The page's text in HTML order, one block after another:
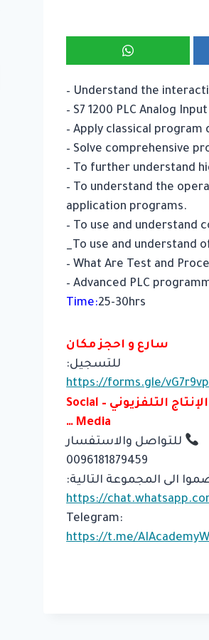
– Understand the
– S7 1200 PLC Analog Input
– Apply classical
– Solve comprehensive
– To further understand
– To understand the
application programs.
– To use and understand
_To use and understand
– What Are Test and
– Advanced PLC
Time:25-30hrs
سارع و احجز مكان
للتسجيل:
https://forms.gle/
لدينا دورات هندسية بكافة الاختصاصات-برمجة-مونتاج- الإنتاج التلفزيوني – Social
Media …
للتواصل والاستفسار
0096181879459
الى المجموعة التالية:
https://
:Telegram
https://t.me/